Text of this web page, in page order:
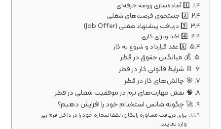
1️⃣ آماده‌سازی رزومه حرفه‌ای
2️⃣ جستجوی فرصت‌های شغلی
3️⃣ دریافت پیشنهاد شغلی (Job Offer)
4️⃣ اخذ ویزای کاری
5️⃣ عقد قرارداد و شروع به کار
💰 میانگین حقوق در قطر
📄 شرایط قانونی کار در قطر
🎯 چالش‌های کار در قطر
🧠 نقش مهارت‌های نرم در موفقیت شغلی در قطر
🚀 چگونه شانس استخدام خود را افزایش دهیم؟
برای دریافت مشاوره رایگان، لطفا شماره خود را در داخل فرم زیر
وارد نمایید: